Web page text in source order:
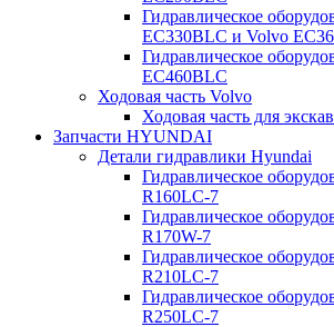
Гидравлическое
EC330BLC и Volvo
Гидравлическое
EC460BLC
Ходовая часть Volvo
Ходовая часть для
Запчасти HYUNDAI
Детали гидравлики Hyundai
Гидравлическое
R160LC-7
Гидравлическое
R170W-7
Гидравлическое
R210LC-7
Гидравлическое
R250LC-7